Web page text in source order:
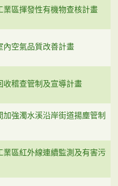
業區揮發性有機物查核計畫
內空氣品質改善計畫
收稽查管制及宣導計畫
加強濁水溪沿岸街道揚塵管制
業區紅外線連續監測及有害污